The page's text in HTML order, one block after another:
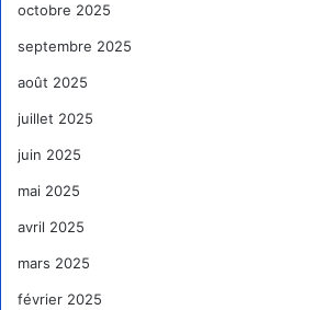
octobre 2025
septembre 2025
août 2025
juillet 2025
juin 2025
mai 2025
avril 2025
mars 2025
février 2025